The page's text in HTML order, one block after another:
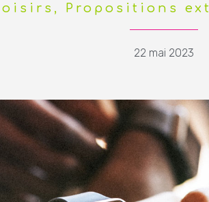
, Propositions
22 mai 2023